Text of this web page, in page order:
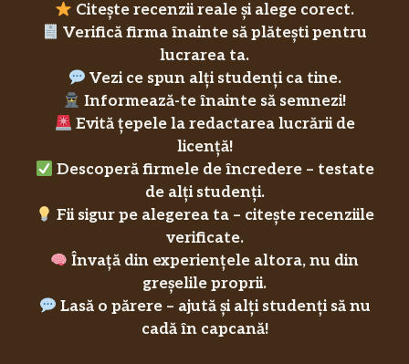
Citește recenzii reale și alege corect.
Verifică firma înainte să plătești pentru
lucrarea ta.
Vezi ce spun alți studenți ca tine.
Informează-te înainte să semnezi!
Evită țepele la redactarea lucrării de
licență!
Descoperă firmele de încredere – testate
de alți studenți.
Fii sigur pe alegerea ta – citește recenziile
verificate.
Învață din experiențele altora, nu din
greșelile proprii.
Lasă o părere – ajută și alți studenți să nu
cadă în capcană!